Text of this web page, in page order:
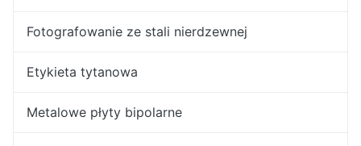
Fotografowanie ze stali nierdzewnej
Etykieta tytanowa
Metalowe płyty bipolarne